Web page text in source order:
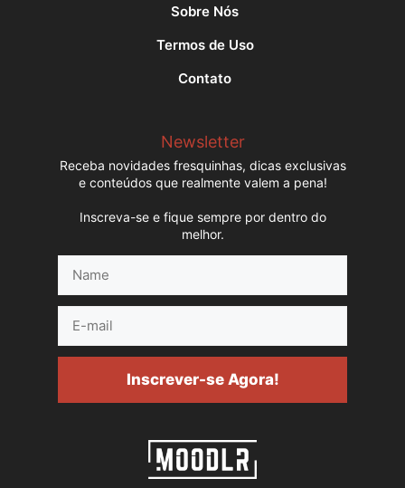
Sobre Nós
Termos de Uso
Contato
Newsletter
Receba novidades fresquinhas, dicas exclusivas
e conteúdos que realmente valem a pena!
Inscreva-se e fique sempre por dentro do
melhor.
mail
Inscrever-se Agora!